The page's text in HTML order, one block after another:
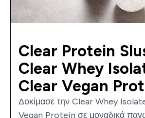
Clear Protein
Clear Whey
Clear Vegan
Δοκίμασε την Clear Whey
Vegan Protein σε μοναδικά